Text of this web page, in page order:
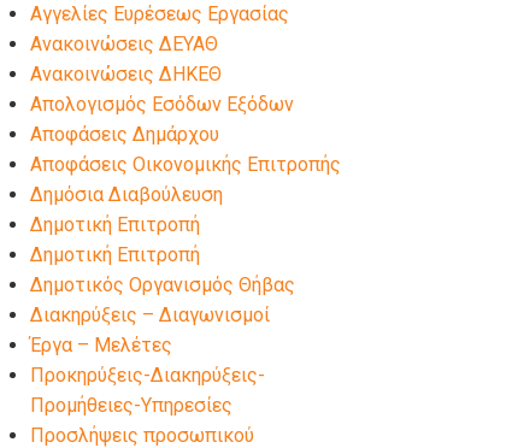
Αγγελίες Ευρέσεως Εργασίας
Ανακοινώσεις ΔΕΥΑΘ
Ανακοινώσεις ΔΗΚΕΘ
Απολογισμός Εσόδων Εξόδων
Αποφάσεις Δημάρχου
Αποφάσεις Οικονομικής Επιτροπής
Δημόσια Διαβούλευση
Δημοτική Επιτροπή
Δημοτική Επιτροπή
Δημοτικός Οργανισμός Θήβας
Διακηρύξεις – Διαγωνισμοί
Έργα – Μελέτες
Προκηρύξεις-Διακηρύξεις-
Προμήθειες-Υπηρεσίες
Προσλήψεις προσωπικού